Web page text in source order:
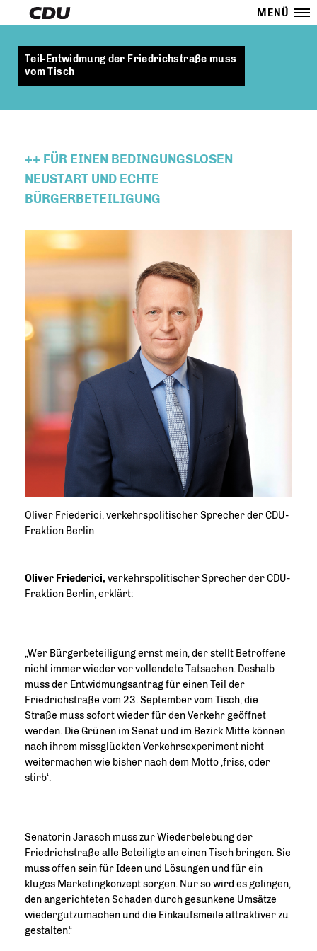
MENÜ
Teil-Entwidmung der Friedrichstraße muss
vom Tisch
++ FÜR EINEN BEDINGUNGSLOSEN
NEUSTART UND ECHTE
BÜRGERBETEILIGUNG
Oliver Friederici, verkehrspolitischer Sprecher der CDU-
Fraktion Berlin
Oliver Friederici, verkehrspolitischer Sprecher der CDU-
Fraktion Berlin, erklärt:
Wer Bürgerbeteiligung ernst mein, der stellt Betroffene
nicht immer wieder vor vollendete Tatsachen. Deshalb
muss der Entwidmungsantrag für einen Teil der
Friedrichstraße vom 23. September vom Tisch, die
Straße muss sofort wieder für den Verkehr geöffnet
werden. Die Grünen im Senat und im Bezirk Mitte können
nach ihrem missglückten Verkehrsexperiment nicht
weitermachen wie bisher nach dem Motto ,friss, oder
stirb‘.
Senatorin Jarasch muss zur Wiederbelebung der
Friedrichstraße alle Beteiligte an einen Tisch bringen. Sie
muss offen sein für Ideen und Lösungen und für ein
kluges Marketingkonzept sorgen. Nur so wird es gelingen,
den angerichteten Schaden durch gesunkene Umsätze
wiedergutzumachen und die Einkaufsmeile attraktiver zu
gestalten.“